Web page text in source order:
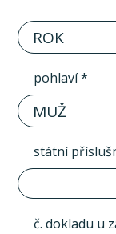
ROK
pohlaví *
MUŽ
státní
č. dokladu u